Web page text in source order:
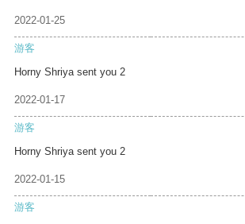
2022-01-25
游客
Horny Shriya sent you 2
2022-01-17
游客
Horny Shriya sent you 2
2022-01-15
游客